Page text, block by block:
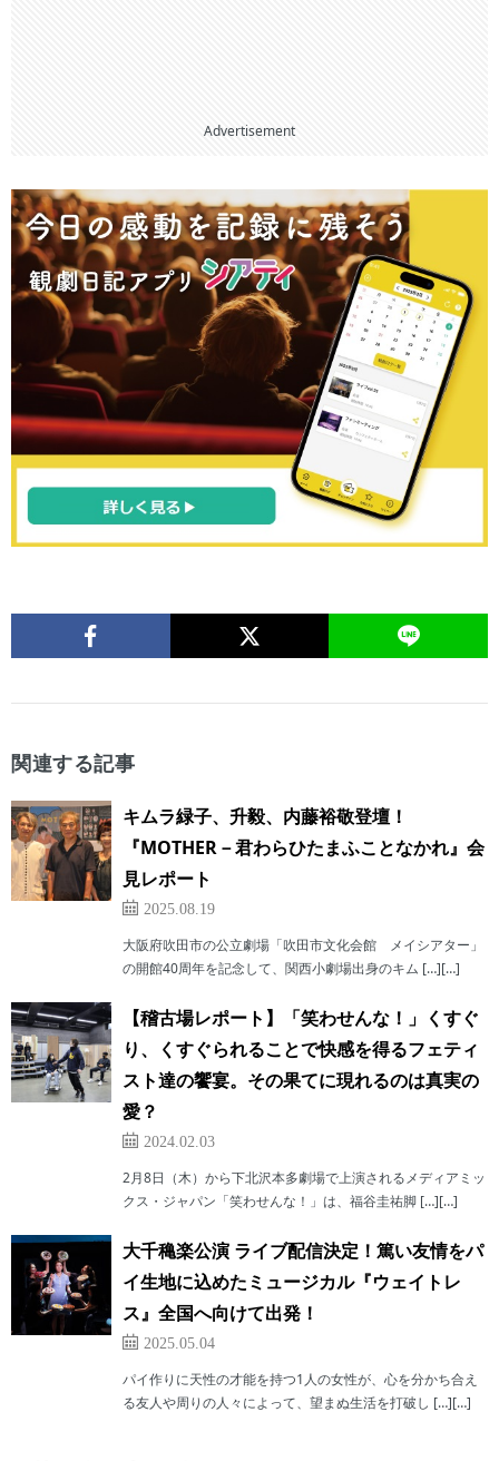
Advertisement
関連する記事
キムラ緑子、升毅、内藤裕敬登壇！
『MOTHER－君わらひたまふことなかれ』会
見レポート
2025.08.19
大阪府吹田市の公立劇場「吹田市文化会館 メイシアター」
の開館40周年を記念して、関西小劇場出身のキム […][…]
【稽古場レポート】「笑わせんな！」くすぐ
り、くすぐられることで快感を得るフェティ
スト達の饗宴。その果てに現れるのは真実の
愛？
2024.02.03
2月8日（木）から下北沢本多劇場で上演されるメディアミッ
クス・ジャパン「笑わせんな！」は、福谷圭祐脚 […][…]
大千穐楽公演 ライブ配信決定！篤い友情をパ
イ生地に込めたミュージカル『ウェイトレ
ス』全国へ向けて出発！
2025.05.04
パイ作りに天性の才能を持つ1人の女性が、心を分かち合え
る友人や周りの人々によって、望まぬ生活を打破し […][…]